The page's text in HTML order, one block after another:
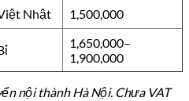
Nhật 1,500,000
1,650,000–
1,900,000
nội thành Hà Nội. Chưa VAT